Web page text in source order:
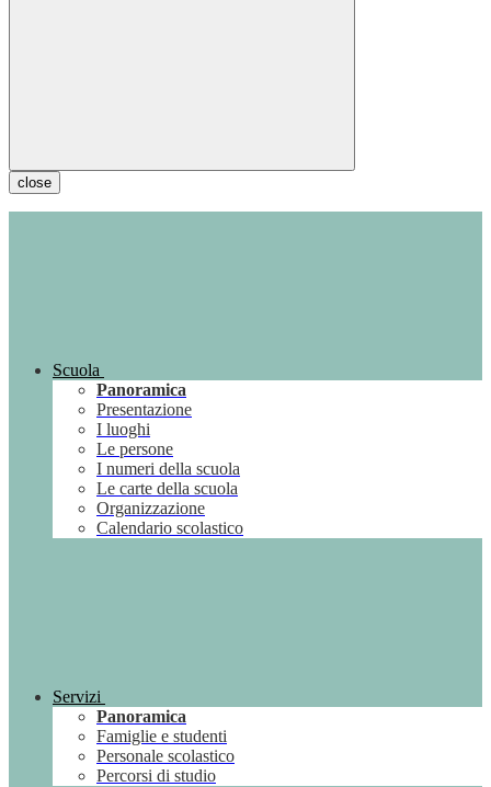
close
Scuola
Panoramica
Presentazione
I luoghi
Le persone
I numeri della scuola
Le carte della scuola
Organizzazione
Calendario scolastico
Servizi
Panoramica
Famiglie e studenti
Personale scolastico
Percorsi di studio